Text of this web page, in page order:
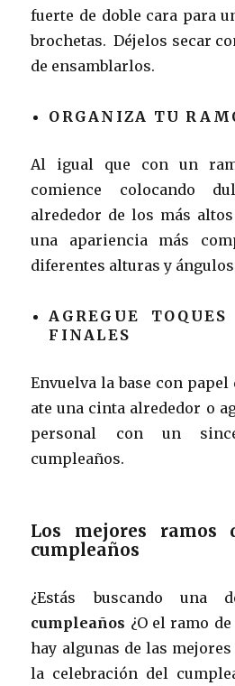
fuerte de doble cara para
brochetas. Déjelos secar
de ensamblarlos.
ORGANIZA TU
Al igual que con un
comience colocando
alrededor de los más
una apariencia más
diferentes alturas y
AGREGUE TOQUES
FINALES
Envuelva la base con papel
ate una cinta alrededor o
personal con un
cumpleaños.
Los mejores ramos
cumpleaños
¿Estás buscando una
cumpleaños ¿O el ramo
hay algunas de las
la celebración del